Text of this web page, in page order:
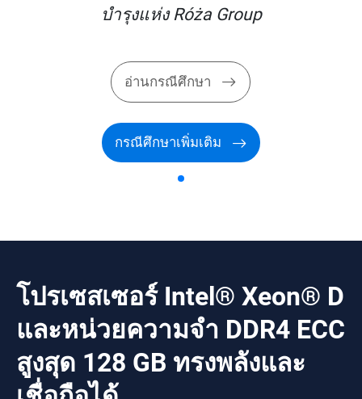
บำรุงแห่ง Róża Group
อ่านกรณีศึกษา
กรณีศึกษาเพิ่มเติม
โปรเซสเซอร์ Intel® Xeon® D
และหน่วยความจำ DDR4 ECC
สูงสุด 128 GB ทรงพลังและ